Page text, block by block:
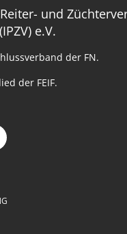
und
e.V.
der FN.
der FEIF.